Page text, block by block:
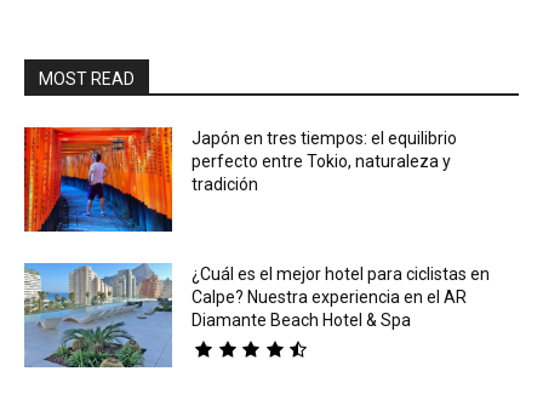
MOST READ
Japón en tres tiempos: el equilibrio
perfecto entre Tokio, naturaleza y
tradición
¿Cuál es el mejor hotel para ciclistas en
Calpe? Nuestra experiencia en el AR
Diamante Beach Hotel & Spa